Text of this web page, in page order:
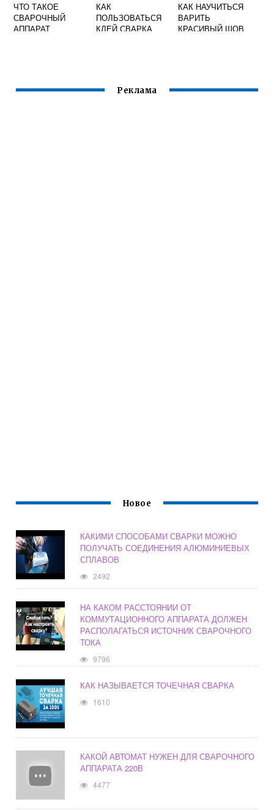
ЧТО ТАКОЕ
СВАРОЧНЫЙ
АППАРАТ
КАК
ПОЛЬЗОВАТЬСЯ
КЛЕЙ СВАРКА
КАК НАУЧИТЬСЯ
ВАРИТЬ
КРАСИВЫЙ ШОВ
Реклама
Новое
КАКИМИ СПОСОБАМИ СВАРКИ МОЖНО
ПОЛУЧАТЬ СОЕДИНЕНИЯ АЛЮМИНИЕВЫХ
СПЛАВОВ
2492
НА КАКОМ РАССТОЯНИИ ОТ
КОММУТАЦИОННОГО АППАРАТА ДОЛЖЕН
РАСПОЛАГАТЬСЯ ИСТОЧНИК СВАРОЧНОГО
ТОКА
9796
КАК НАЗЫВАЕТСЯ ТОЧЕЧНАЯ СВАРКА
1610
КАКОЙ АВТОМАТ НУЖЕН ДЛЯ СВАРОЧНОГО
АППАРАТА 220В
4477